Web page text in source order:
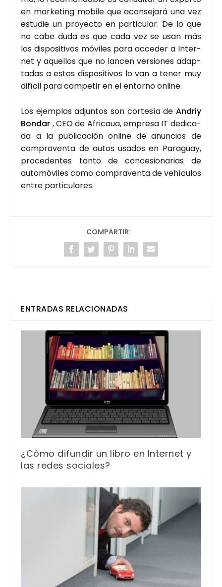
en mar­ke­ting mobi­le que acon­se­ja­rá una vez
estu­die un pro­yec­to en par­ti­cu­lar. De lo que
no cabe duda es que cada vez se usan más
los dis­po­si­ti­vos móvi­les para acce­der a Inter­
net y aque­llos que no lan­cen ver­sio­nes adap­
ta­das a estos dis­po­si­ti­vos lo van a tener muy
difí­cil para com­pe­tir en el entorno onli­ne.
Los ejem­plos adjun­tos son cor­te­sía de Andriy
Bon­dar , CEO de Afri­caua, empre­sa IT dedi­ca­
da a la publi­ca­ción onli­ne de anun­cios de
com­pra­ven­ta de autos usa­dos en Para­guay,
pro­ce­den­tes tan­to de con­ce­sio­na­rias de
auto­mó­vi­les como com­pra­ven­ta de vehícu­los
entre par­ti­cu­la­res.
COMPARTIR:
ENTRADAS RELACIONADAS
¿Cómo difundir un libro en Internet y
las redes sociales?